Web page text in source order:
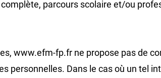
parcours scolaire et/ou
www.efm-fp.fr ne propose pas de
personnelles. Dans le cas où un tel